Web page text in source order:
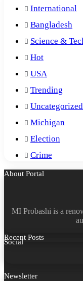
International
Bangladesh
Science &
Hot
USA
Trending
Uncategorized
Michigan
Election
Crime
About Portal
MI Probashi is a
Recent Posts
Social
Newsletter